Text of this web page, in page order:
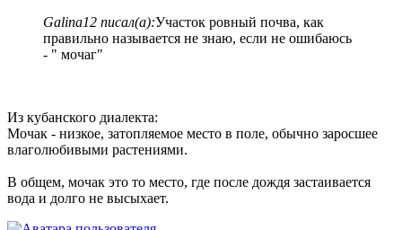
Galina12 писал(а):Участок ровный почва, как
правильно называется не знаю, если не ошибаюсь
- " мочаг"
Из кубанского диалекта:
Мочак - низкое, затопляемое место в поле, обычно заросшее
влаголюбивыми растениями.
В общем, мочак это то место, где после дождя застаивается
вода и долго не высыхает.